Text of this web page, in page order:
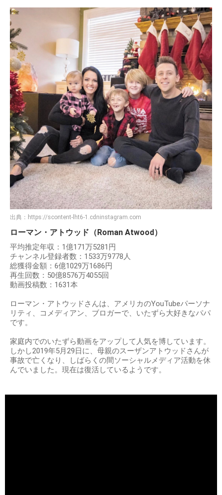
出典： https://scontent-lht6-1.cdninstagram.com
ローマン・アトウッド（Roman Atwood）
平均推定年収：1億171万5281円
チャンネル登録者数：1533万9778人
総獲得金額：6億1029万1686円
再生回数：50億8576万4055回
動画投稿数：1631本
ローマン・アトウッドさんは、アメリカのYouTubeパーソナ
リティ、コメディアン、ブロガーで、いたずら大好きなパパ
です。
家庭内でのいたずら動画をアップして人気を博しています。
しかし2019年5月29日に、母親のスーザンアトウッドさんが
事故で亡くなり、しばらくの間ソーシャルメディア活動を休
んでいました。現在は復活しているようです。